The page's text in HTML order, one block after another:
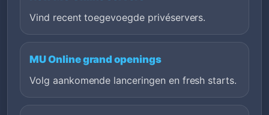
Vind recent toegevoegde privéservers.
MU Online grand openings
Volg aankomende lanceringen en fresh starts.